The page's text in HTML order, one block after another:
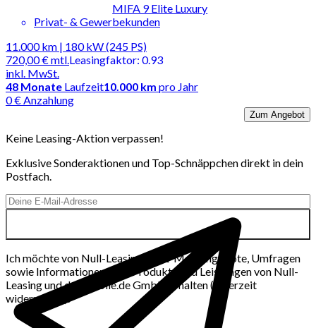
MIFA 9 Elite Luxury
Privat- & Gewerbekunden
11.000 km | 180 kW (245 PS)
720,00 €mtl.
inkl. MwSt.
Leasingfaktor: 0.93
48 Monate Laufzeit10.000 km pro Jahr
0 € Anzahlung
Zum Angebot
Keine Leasing-Aktion verpassen!
Exklusive Sonderaktionen und Top-Schnäppchen direkt in dein
Postfach.
Ich möchte von Null-Leasing per E-Mail Angebote, Umfragen
sowie Informationen über Produkte und Leistungen von Null-
Leasing und der mobile.de GmbH erhalten (jederzeit
widerrufbar).